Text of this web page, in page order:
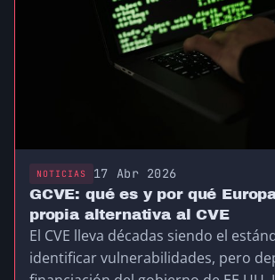
NOTICIAS 17 Abr 2026
GCVE: qué es y por qué
propia alternativa al CVE
El CVE lleva décadas siendo el
identificar vulnerabilidades, pero